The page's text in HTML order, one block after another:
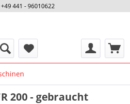
+49 441 - 96010622
200 - gebraucht